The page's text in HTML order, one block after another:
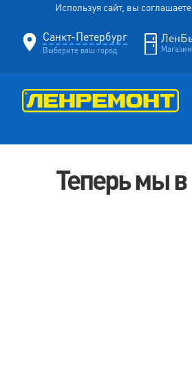
Используя сайт, вы
Санкт-Петербург
Выберите ваш город
Теперь мы